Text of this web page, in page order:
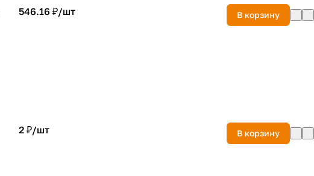
546.16 ₽/шт В корзину
2 ₽/шт В корзину